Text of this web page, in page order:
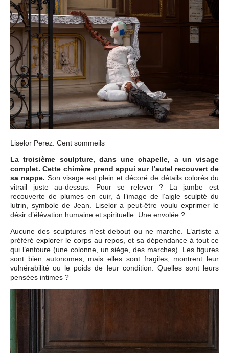
Liselor Perez. Cent sommeils
La troisième sculpture, dans une chapelle, a un visage
complet. Cette chimère prend appui sur l’autel recouvert de
sa nappe. Son visage est plein et décoré de détails colorés du
vitrail juste au-dessus. Pour se relever ? La jambe est
recouverte de plumes en cuir, à l’image de l’aigle sculpté du
lutrin, symbole de Jean. Liselor a peut-être voulu exprimer le
désir d’élévation humaine et spirituelle. Une envolée ?
Aucune des sculptures n’est debout ou ne marche. L’artiste a
préféré explorer le corps au repos, et sa dépendance à tout ce
qui l’entoure (une colonne, un siège, des marches). Les figures
sont bien autonomes, mais elles sont fragiles, montrent leur
vulnérabilité ou le poids de leur condition. Quelles sont leurs
pensées intimes ?